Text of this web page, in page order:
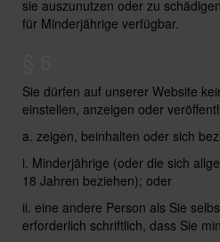
sie auszunutzen oder zu
für Minderjährige verfügbar.
Sie dürfen auf unserer Website
einstellen, anzeigen oder
a. zeigen, beinhalten oder sich
i. Minderjährige (oder die sich
18 Jahren beziehen); oder
ii. eine andere Person als Sie
erforderlich schriftlich, dass Sie